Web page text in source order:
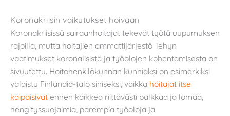
Koronakriisin vaikutukset hoivaan
Koronakriisissä sairaanhoitajat tekevät työtä uupumuksen
rajoilla, mutta hoitajien ammattijärjestö Tehyn
vaatimukset koronalisistä ja työolojen kohentamisesta on
sivuutettu. Hoitohenkilökunnan kunniaksi on esimerkiksi
valaistu Finlandia-talo siniseksi, vaikka hoitajat itse
kaipaisivat ennen kaikkea riittävästi palkkaa ja lomaa,
hengityssuojaimia, parempia työoloja ja